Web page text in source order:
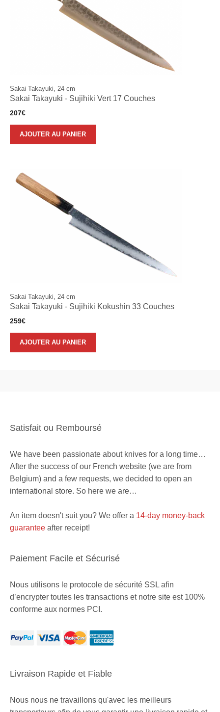
Sakai Takayuki, 24 cm
Sakai Takayuki - Sujihiki Vert 17 Couches
207€
AJOUTER AU PANIER
Sakai Takayuki, 24 cm
Sakai Takayuki - Sujihiki Kokushin 33 Couches
259€
AJOUTER AU PANIER
Satisfait ou Remboursé
We have been passionate about knives for a long time…
After the success of our French website (we are from
Belgium) and a few requests, we decided to open an
international store. So here we are…
An item doesn't suit you? We offer a 14-day money-back
guarantee after receipt!
Paiement Facile et Sécurisé
Nous utilisons le protocole de sécurité SSL afin
d’encrypter toutes les transactions et notre site est 100%
conforme aux normes PCI.
Livraison Rapide et Fiable
Nous nous ne travaillons qu'avec les meilleurs